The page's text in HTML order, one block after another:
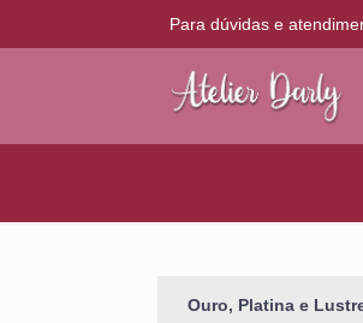
Para dúvidas e
Ouro, Platina e